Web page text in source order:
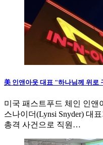
美 인앤아웃 대표 "하나님께 위로
미국 패스트푸드 체인 인앤
스나이더(Lynsi Snyder) 대
총격 사건으로 직원…